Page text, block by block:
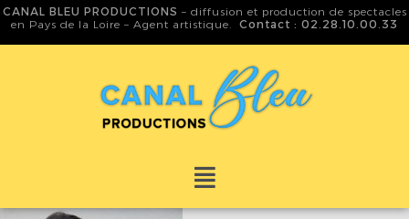
CANAL BLEU PRODUCTIONS – diffusion et production de spectacles
en Pays de la Loire – Agent artistique. Contact : 02.28.10.00.33